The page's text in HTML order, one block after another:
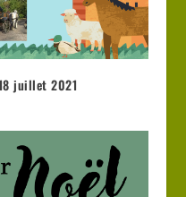
juillet 2021